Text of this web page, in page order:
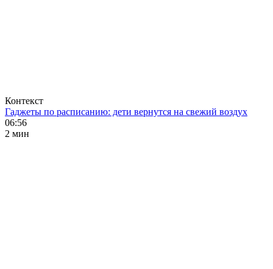
Контекст
Гаджеты по расписанию: дети вернутся на свежий воздух
06:56
2 мин